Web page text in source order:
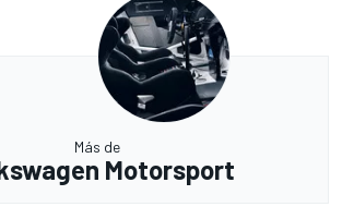
Más de
Motorsport